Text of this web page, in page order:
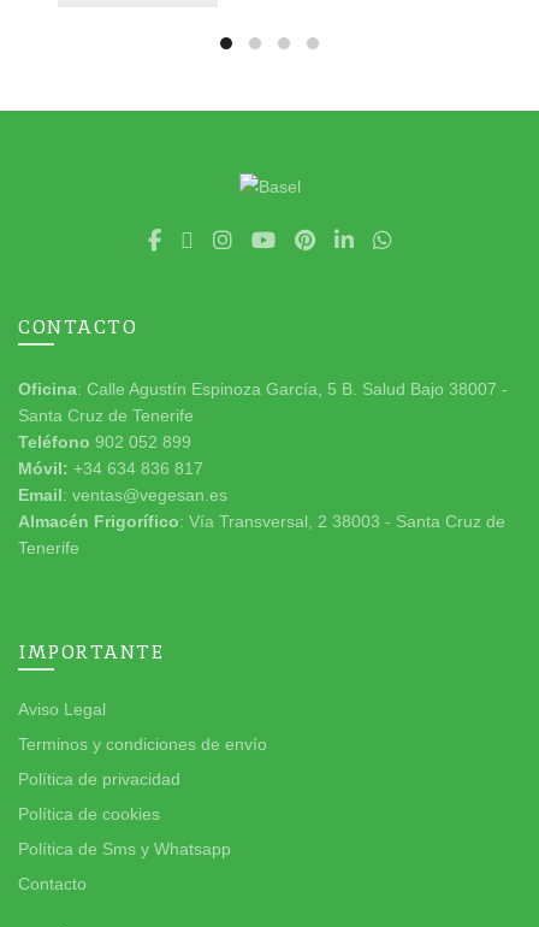
CONTACTO
Oficina: Calle Agustín Espinoza García, 5 B. Salud Bajo 38007 -
Santa Cruz de Tenerife
Teléfono 902 052 899
Móvil: +34 634 836 817
Email: ventas@vegesan.es
Almacén Frigorífico: Vía Transversal, 2 38003 - Santa Cruz de
Tenerife
IMPORTANTE
Aviso Legal
Terminos y condiciones de envío
Política de privacidad
Política de cookies
Política de Sms y Whatsapp
Contacto